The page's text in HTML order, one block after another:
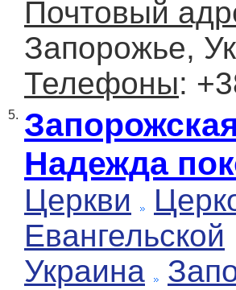
Почтовый
Запорожье,
Телефоны:
5.
Надежда
Церкви
Евангельской
Украина